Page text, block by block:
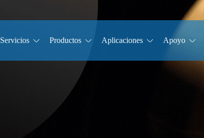
Servicios Productos Aplicaciones Apoyo